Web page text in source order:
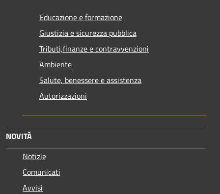
Educazione e formazione
Giustizia e sicurezza pubblica
Tributi,finanze e contravvenzioni
Ambiente
Salute, benessere e assistenza
Autorizzazioni
NOVITÀ
Notizie
Comunicati
Avvisi